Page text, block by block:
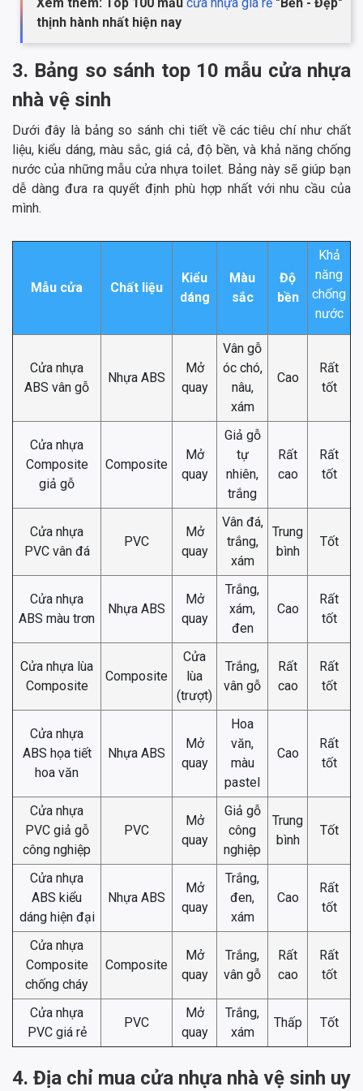
thịnh hành nhất hiện nay
3. Bảng so sánh top 10 mẫu cửa nhựa
nhà vệ sinh
Dưới đây là bảng so sánh chi tiết về các tiêu chí như chất
liệu, kiểu dáng, màu sắc, giá cả, độ bền, và khả năng chống
nước của những mẫu cửa nhựa toilet. Bảng này sẽ giúp bạn
dễ dàng đưa ra quyết định phù hợp nhất với nhu cầu của
mình.
Mẫu cửa Chất liệu
Kiểu
dáng
Màu
sắc
Độ
bền
Khả
năng
chống
nước
Cửa nhựa
ABS vân gỗ
Nhựa ABS
Mở
quay
Vân gỗ
óc chó,
nâu,
xám
Cao
Rất
tốt
Cửa nhựa
Composite
giả gỗ
Composite
Mở
quay
Giả gỗ
tự
nhiên,
trắng
Rất
cao
Rất
tốt
Cửa nhựa
PVC vân đá
PVC
Mở
quay
Vân đá,
trắng,
xám
Trung
bình
Tốt
Cửa nhựa
ABS màu trơn
Nhựa ABS
Mở
quay
Trắng,
xám,
đen
Cao
Rất
tốt
Cửa nhựa lùa
Composite
Composite
Cửa
lùa
(trượt)
Trắng,
vân gỗ
Rất
cao
Rất
tốt
Cửa nhựa
ABS họa tiết
hoa văn
Nhựa ABS
Mở
quay
Hoa
văn,
màu
pastel
Cao
Rất
tốt
Cửa nhựa
PVC giả gỗ
công nghiệp
PVC
Mở
quay
Giả gỗ
công
nghiệp
Trung
bình
Tốt
Cửa nhựa
ABS kiểu
dáng hiện đại
Nhựa ABS
Mở
quay
Trắng,
đen,
xám
Cao
Rất
tốt
Cửa nhựa
Composite
chống cháy
Composite
Mở
quay
Trắng,
vân gỗ
Rất
cao
Rất
tốt
Cửa nhựa
PVC giá rẻ
PVC
Mở
quay
Trắng,
xám
Thấp Tốt
4. Địa chỉ mua cửa nhựa nhà vệ sinh uy